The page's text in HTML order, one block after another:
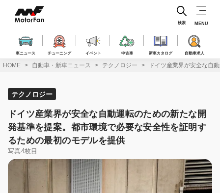
ス
車ニュース チューニング イベント 中古車 新車カタログ 自動車求人
検索 MENU
HOME 自動車・新車ニュース テクノロジー ドイツ産業界が安全な自
テクノロジー
ドイツ産業界が安全な自動運転のための新たな開
発基準を提案。都市環境で必要な安全性を証明す
るための最初のモデルを提供
写真4枚目